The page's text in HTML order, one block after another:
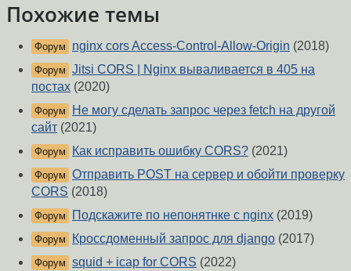
Похожие темы
Форум nginx cors Access-Control-Allow-Origin (2018)
Форум Jitsi CORS | Nginx вываливается в 405 на
постах (2020)
Форум
Не могу сделать запрос через fetch на другой
сайт (2021)
Форум Как исправить ошибку CORS? (2021)
Форум Отправить POST на сервер и обойти проверку
CORS (2018)
Форум Подскажите по непонятнке с nginx (2019)
Форум Кроссдоменный запрос для django (2017)
Форум squid + icap for CORS (2022)